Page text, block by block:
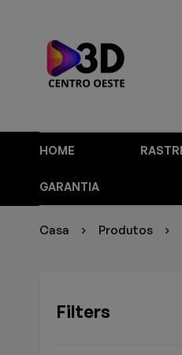
HOME
GARANTIA
Casa Produtos
Filters